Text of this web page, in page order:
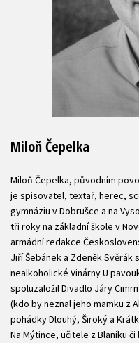
Miloň Čepelka
Miloň Čepelka, původním
je spisovatel, textař, herec,
gymnáziu v Dobrušce a na
tři roky na základní škole v
armádní redakce
Jiří Šebánek a Zdeněk
nealkoholické Vinárny U
spoluzaložil Divadlo Járy
(kdo by neznal jeho mamku z
pohádky Dlouhý, Široký a
Na Mýtince, učitele z Blaníku